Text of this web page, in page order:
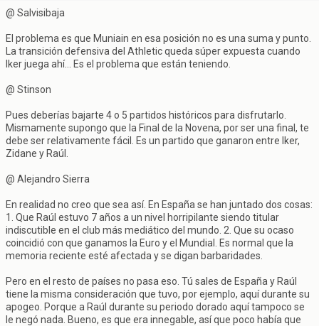
@ Salvisibaja
El problema es que Muniain en esa posición no es una suma y punto.
La transición defensiva del Athletic queda súper expuesta cuando
Iker juega ahí... Es el problema que están teniendo.
@ Stinson
Pues deberías bajarte 4 o 5 partidos históricos para disfrutarlo.
Mismamente supongo que la Final de la Novena, por ser una final, te
debe ser relativamente fácil. Es un partido que ganaron entre Iker,
Zidane y Raúl.
@ Alejandro Sierra
En realidad no creo que sea así. En España se han juntado dos cosas:
1. Que Raúl estuvo 7 años a un nivel horripilante siendo titular
indiscutible en el club más mediático del mundo. 2. Que su ocaso
coincidió con que ganamos la Euro y el Mundial. Es normal que la
memoria reciente esté afectada y se digan barbaridades.
Pero en el resto de países no pasa eso. Tú sales de España y Raúl
tiene la misma consideración que tuvo, por ejemplo, aquí durante su
apogeo. Porque a Raúl durante su periodo dorado aquí tampoco se
le negó nada. Bueno, es que era innegable, así que poco había que